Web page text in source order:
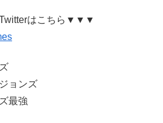
はこちら▼▼▼
ョンズ
最強